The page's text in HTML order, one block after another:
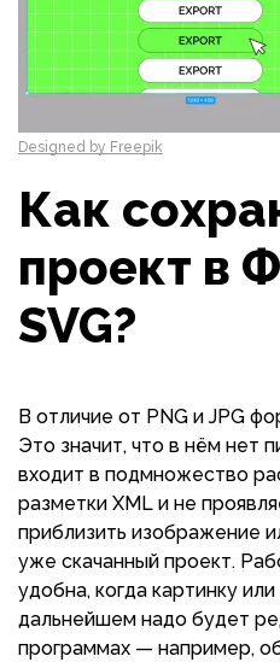
Designed by Freepik
Как
проект в
SVG?
В отличие от PNG и JPG
Это значит, что в нём нет
входит в подмножество
разметки XML и не
приблизить изображение
уже скачанный проект.
удобна, когда картинку
дальнейшем надо будет
программах — например,